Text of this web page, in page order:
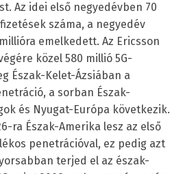
Az idei első negyedévben 70
száma, a negyedév
emelkedett. Az Ericsson
közel 580 millió 5G-
Észak-Kelet-Ázsiában a
a sorban Észak-
és Nyugat-Európa következik.
ra Észak-Amerika lesz az első
penetrációval, ez pedig azt
terjed el az észak-